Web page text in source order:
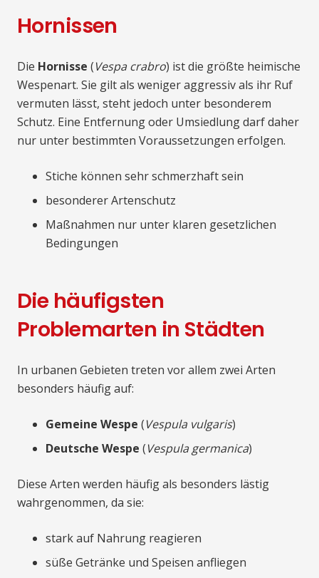
Hornissen
Die Hornisse (Vespa crabro) ist die größte heimische
Wespenart. Sie gilt als weniger aggressiv als ihr Ruf
vermuten lässt, steht jedoch unter besonderem
Schutz. Eine Entfernung oder Umsiedlung darf daher
nur unter bestimmten Voraussetzungen erfolgen.
Stiche können sehr schmerzhaft sein
besonderer Artenschutz
Maßnahmen nur unter klaren gesetzlichen
Bedingungen
Die häufigsten
Problemarten in Städten
In urbanen Gebieten treten vor allem zwei Arten
besonders häufig auf:
Gemeine Wespe (Vespula vulgaris)
Deutsche Wespe (Vespula germanica)
Diese Arten werden häufig als besonders lästig
wahrgenommen, da sie:
stark auf Nahrung reagieren
süße Getränke und Speisen anfliegen